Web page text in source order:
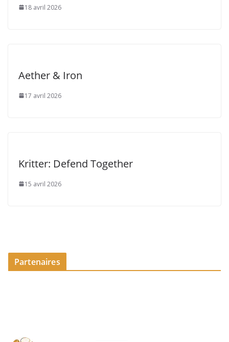
18 avril 2026
Aether & Iron
17 avril 2026
Kritter: Defend Together
15 avril 2026
Partenaires